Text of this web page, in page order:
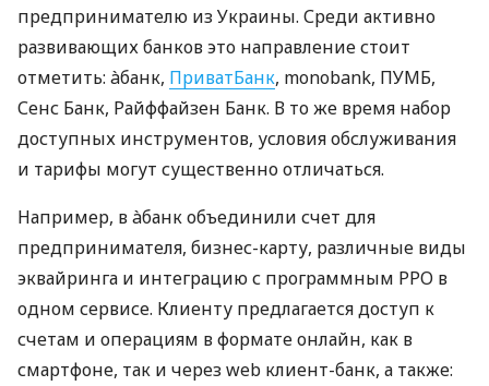
предпринимателю из Украины. Среди активно
развивающих банков это направление стоит
отметить: àбанк, ПриватБанк, monobank, ПУМБ,
Сенс Банк, Райффайзен Банк. В то же время набор
доступных инструментов, условия обслуживания
и тарифы могут существенно отличаться.
Например, в àбанк объединили счет для
предпринимателя, бизнес-карту, различные виды
эквайринга и интеграцию с программным РРО в
одном сервисе. Клиенту предлагается доступ к
счетам и операциям в формате онлайн, как в
смартфоне, так и через web клиент-банк, а также: